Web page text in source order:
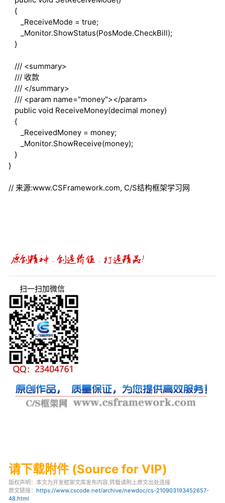
{
_ReceiveMode = true;
_Monitor.ShowStatus(PosMode.CheckBill);
}
/// <summary>
/// 收款
/// </summary>
/// <param name="money"></param>
public void ReceiveMoney(decimal money)
{
_ReceivedMoney = money;
_Monitor.ShowReceive(money);
}
}
// 来源:www.CSFramework.com, C/S结构框架学习网
扫一扫加微信
请下载附件 (Source for VIP)
版权声明：本文为开发框架文库发布内容,转载请附上原文出处连接
原文链接： https://www.cscode.net/archive/newdoc/cs-210903193452657-
48.html